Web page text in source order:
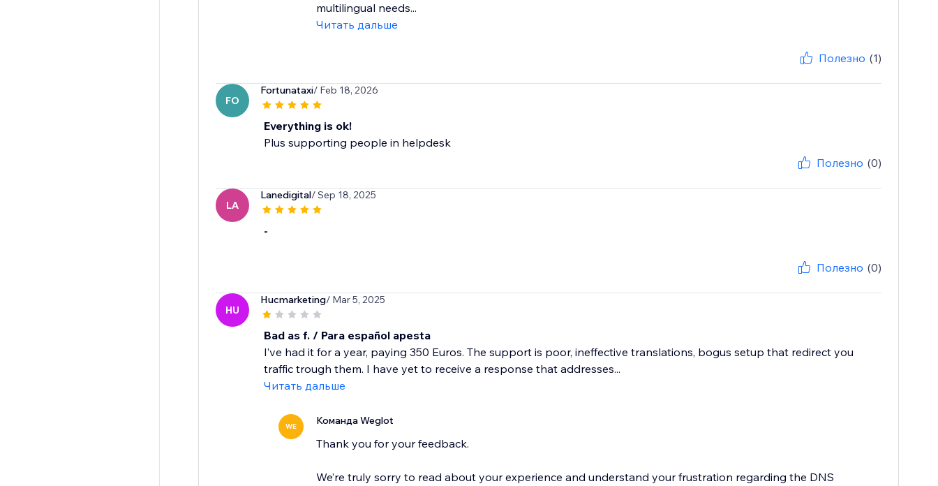
multilingual needs...
Читать дальше
Полезно (1)
FO
Fortunataxi/ Feb 18, 2026
Everything is ok!
Plus supporting people in helpdesk
Полезно (0)
LA
Lanedigital/ Sep 18, 2025
-
Полезно (0)
HU
Hucmarketing/ Mar 5, 2025
Bad as f. / Para español apesta
I’ve had it for a year, paying 350 Euros. The support is poor, ineffective translations, bogus setup that redirect you
traffic trough them. I have yet to receive a response that addresses...
Читать дальше
WE Команда Weglot
Thank you for your feedback.
We’re truly sorry to read about your experience and understand your frustration regarding the DNS